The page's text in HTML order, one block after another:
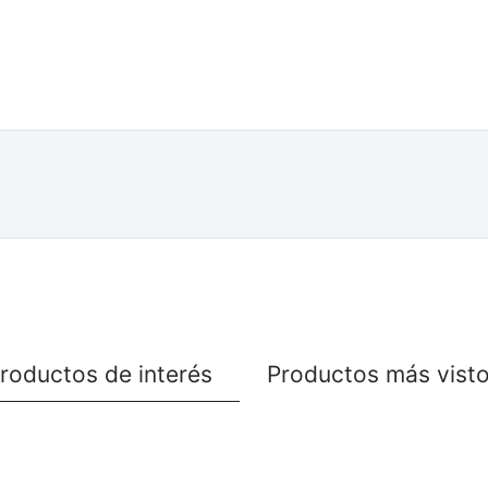
de interés Productos más